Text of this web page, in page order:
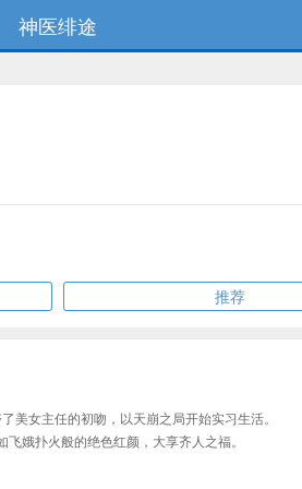
神医绯途
推荐
美女主任的初吻，以天崩之局开始实习生活。
娥扑火般的绝色红颜，大享齐人之福。